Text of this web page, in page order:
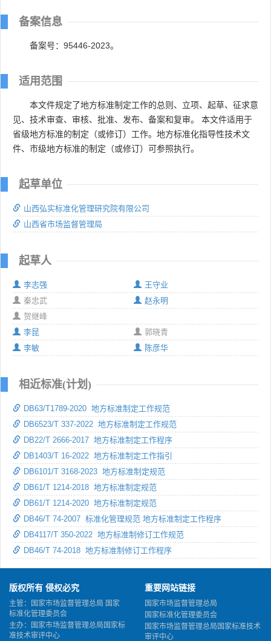
备案信息
备案号：95446-2023。
适用范围
本文件规定了地方标准制定工作的总则、立项、起草、征求意
见、技术审查、审核、批准、发布、备案和复审。 本文件适用于
省级地方标准的制定（或修订）工作。地方标准化指导性技术文
件、市级地方标准的制定（或修订）可参照执行。
起草单位
山西弘实标准化管理研究院有限公司
山西省市场监督管理局
起草人
李志强
王守业
秦忠武
赵永明
贺继峰
李昆
郭晓青
李敏
陈彦华
相近标准(计划)
DB63/T1789-2020 地方标准制定工作规范
DB6523/T 337-2022 地方标准制定工作规范
DB22/T 2666-2017 地方标准制定工作程序
DB1403/T 16-2022 地方标准制定工作指引
DB6101/T 3168-2023 地方标准制定规范
DB61/T 1214-2018 地方标准制定规范
DB61/T 1214-2020 地方标准制定规范
DB46/T 74-2007 标准化管理规范 地方标准制定工作程序
DB4117/T 350-2022 地方标准制修订工作规范
DB46/T 74-2018 地方标准制修订工作程序
版权所有 侵权必究
主管：国家市场监督管理总局 国家
标准化管理委员会
主办：国家市场监督管理总局国家标
准技术审评中心
重要网站链接
国家市场监督管理总局
国家标准化管理委员会
国家市场监督管理总局国家标准技术
审评中心